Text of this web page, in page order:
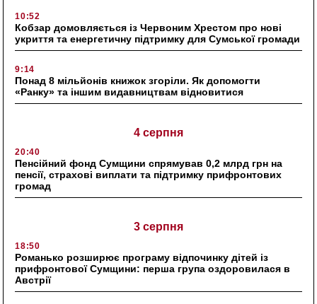
10:52
Кобзар домовляється із Червоним Хрестом про нові
укриття та енергетичну підтримку для Сумської громади
9:14
Понад 8 мільйонів книжок згоріли. Як допомогти
«Ранку» та іншим видавництвам відновитися
4 серпня
20:40
Пенсійний фонд Сумщини спрямував 0,2 млрд грн на
пенсії, страхові виплати та підтримку прифронтових
громад
3 серпня
18:50
Романько розширює програму відпочинку дітей із
прифронтової Сумщини: перша група оздоровилася в
Австрії